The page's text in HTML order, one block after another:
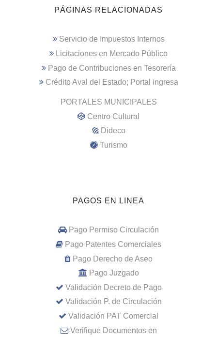
PÁGINAS RELACIONADAS
Servicio de Impuestos Internos
Licitaciones en Mercado Público
Pago de Contribuciones en Tesorería
Crédito Aval del Estado; Portal ingresa
PORTALES MUNICIPALES
Centro Cultural
Dideco
Turismo
PAGOS EN LINEA
Pago Permiso Circulación
Pago Patentes Comerciales
Pago Derecho de Aseo
Pago Juzgado
Validación Decreto de Pago
Validación P. de Circulación
Validación PAT Comercial
Verifique Documentos en